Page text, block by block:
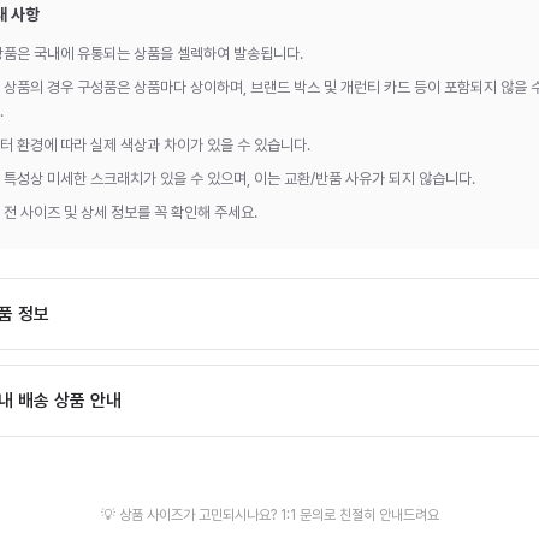
사항
품은 국내에 유통되는 상품을 셀렉하여 발송됩니다.
상품의 경우 구성품은 상품마다 상이하며, 브랜드 박스 및 개런티 카드 등이 포함되지 않을
환경에 따라 실제 색상과 차이가 있을 수 있습니다.
특성상 미세한 스크래치가 있을 수 있으며, 이는 교환/반품 사유가 되지 않습니다.
전 사이즈 및 상세 정보를 꼭 확인해 주세요.
정보
드:Brunello Cucinelli
번호:MZUVAVGQ278 CBK37
배송 상품 안내
물류창고가 상이하여 신속한 배송을 위해 검수 사진이 제공되지 않을 수 있습니다.
💡 상품 사이즈가 고민되시나요? 1:1 문의로 친절히 안내드려요